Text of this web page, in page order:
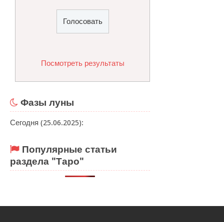
Посмотреть результаты
Фазы луны
Сегодня (25.06.2025):
Популярные статьи
раздела "Таро"